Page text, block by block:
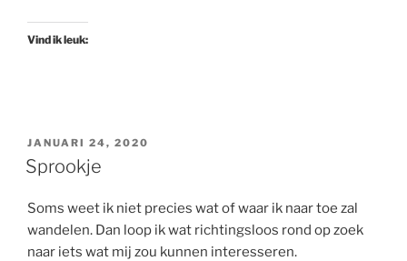
Vind ik leuk:
GEPLAATST
OP
JANUARI 24, 2020
Sprookje
Soms weet ik niet precies wat of waar ik naar toe zal
wandelen. Dan loop ik wat richtingsloos rond op zoek
naar iets wat mij zou kunnen interesseren.